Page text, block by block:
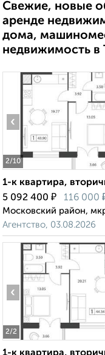
Свежие, новые
аренде
дома,
недвижимость в
2/10
‹
1-к квартира,
5 092 400 ₽ 116 000
Московский район,
Агентство, 03.08.2026
2/2
‹